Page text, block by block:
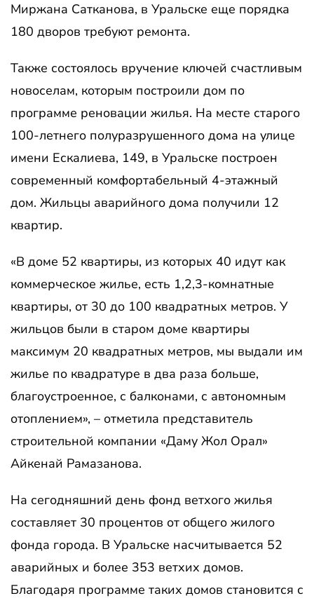
Миржана Сатканова, в Уральске еще порядка
180 дворов требуют ремонта.
Также состоялось вручение ключей счастливым
новоселам, которым построили дом по
программе реновации жилья. На месте старого
100-летнего полуразрушенного дома на улице
имени Ескалиева, 149, в Уральске построен
современный комфортабельный 4-этажный
дом. Жильцы аварийного дома получили 12
квартир.
«В доме 52 квартиры, из которых 40 идут как
коммерческое жилье, есть 1,2,3-комнатные
квартиры, от 30 до 100 квадратных метров. У
жильцов были в старом доме квартиры
максимум 20 квадратных метров, мы выдали им
жилье по квадратуре в два раза больше,
благоустроенное, с балконами, с автономным
отоплением», – отметила представитель
строительной компании «Даму Жол Орал»
Айкенай Рамазанова.
На сегодняшний день фонд ветхого жилья
составляет 30 процентов от общего жилого
фонда города. В Уральске насчитывается 52
аварийных и более 353 ветхих домов.
Благодаря программе таких домов становится с